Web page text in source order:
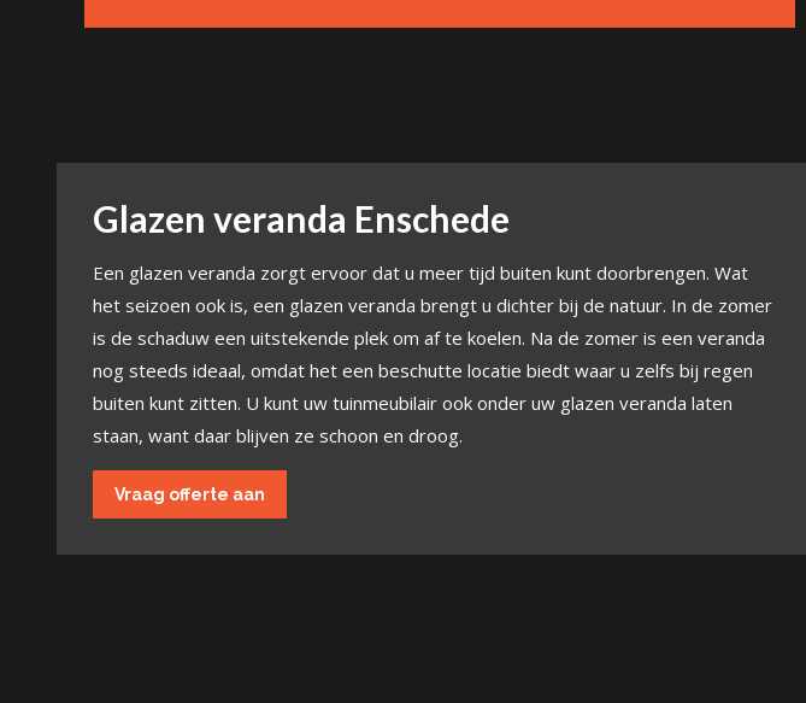
Glazen veranda Enschede
Een glazen veranda zorgt ervoor dat u meer tijd buiten kunt doorbrengen. Wat
het seizoen ook is, een glazen veranda brengt u dichter bij de natuur. In de zomer
is de schaduw een uitstekende plek om af te koelen. Na de zomer is een veranda
nog steeds ideaal, omdat het een beschutte locatie biedt waar u zelfs bij regen
buiten kunt zitten. U kunt uw tuinmeubilair ook onder uw glazen veranda laten
staan, want daar blijven ze schoon en droog.
Vraag offerte aan